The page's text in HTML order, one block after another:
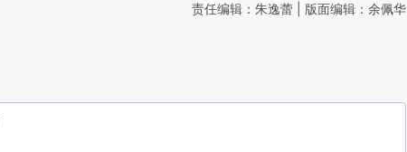
责任编辑：朱逸蕾 | 版面编辑：余佩华